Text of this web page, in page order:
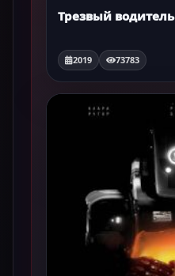
Трезвый водитель
2019 73783